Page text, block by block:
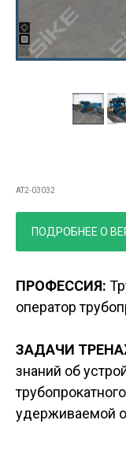
AT2-03032
ПОДРОБНЕЕ О
ПРОФЕССИЯ:
оператор
ЗАДАЧИ
знаний об
удерживаемой